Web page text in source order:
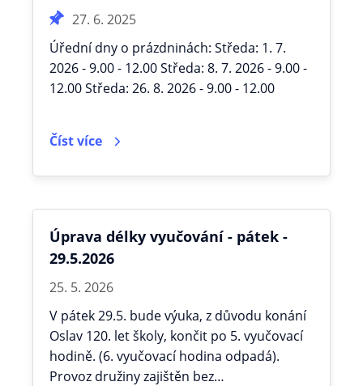
27. 6. 2025
Úřední dny o prázdninách: Středa: 1. 7.
2026 - 9.00 - 12.00 Středa: 8. 7. 2026 - 9.00 -
12.00 Středa: 26. 8. 2026 - 9.00 - 12.00
Číst více
Úprava délky vyučování - pátek -
29.5.2026
25. 5. 2026
V pátek 29.5. bude výuka, z důvodu konání
Oslav 120. let školy, končit po 5. vyučovací
hodině. (6. vyučovací hodina odpadá).
Provoz družiny zajištěn bez…